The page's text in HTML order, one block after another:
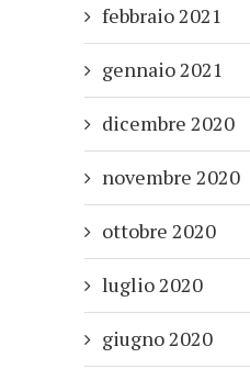
febbraio 2021
gennaio 2021
dicembre 2020
novembre 2020
ottobre 2020
luglio 2020
giugno 2020